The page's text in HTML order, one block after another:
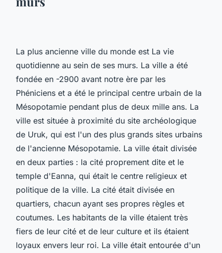
La plus ancienne ville du monde est La vie
quotidienne au sein de ses murs. La ville a été
fondée en -2900 avant notre ère par les
Phéniciens et a été le principal centre urbain de la
Mésopotamie pendant plus de deux mille ans. La
ville est située à proximité du site archéologique
de Uruk, qui est l'un des plus grands sites urbains
de l'ancienne Mésopotamie. La ville était divisée
en deux parties : la cité proprement dite et le
temple d'Eanna, qui était le centre religieux et
politique de la ville. La cité était divisée en
quartiers, chacun ayant ses propres règles et
coutumes. Les habitants de la ville étaient très
fiers de leur cité et de leur culture et ils étaient
loyaux envers leur roi. La ville était entourée d'un